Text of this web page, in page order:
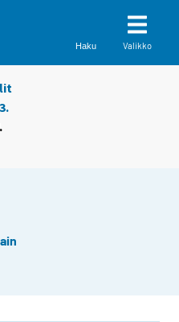
Haku Valikko
3.